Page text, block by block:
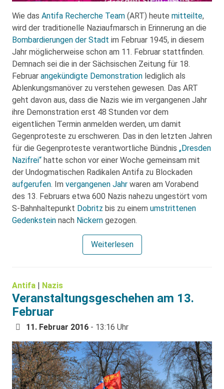
Wie das Antifa Recherche Team (ART) heute mitteilte,
wird der traditionelle Naziaufmarsch in Erinnerung an die
Bombardierungen der Stadt im Februar 1945, in diesem
Jahr möglicherweise schon am 11. Februar stattfinden.
Demnach sei die in der Sächsischen Zeitung für 18.
Februar angekündigte Demonstration lediglich als
Ablenkungsmanöver zu verstehen gewesen. Das ART
geht davon aus, dass die Nazis wie im vergangenen Jahr
ihre Demonstration erst 48 Stunden vor dem
eigentlichen Termin anmelden werden, um damit
Gegenproteste zu erschweren. Das in den letzten Jahren
für die Gegenproteste verantwortliche Bündnis „Dresden
Nazifrei“ hatte schon vor einer Woche gemeinsam mit
der Undogmatischen Radikalen Antifa zu Blockaden
aufgerufen. Im vergangenen Jahr waren am Vorabend
des 13. Februars etwa 600 Nazis nahezu ungestört vom
S-Bahnhaltepunkt Dobritz bis zu einem umstrittenen
Gedenkstein nach Nickern gezogen.
Weiterlesen
Antifa | Nazis
Veranstaltungsgeschehen am 13.
Februar
11. Februar 2016 - 13:16 Uhr